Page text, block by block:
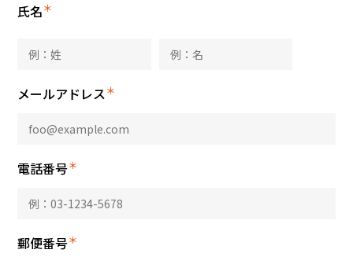
氏名＊
メールアドレス＊
電話番号＊
郵便番号＊